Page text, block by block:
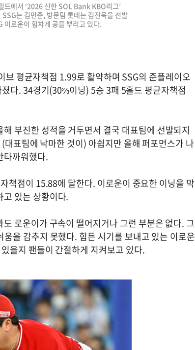
에서 ‘2026 신한 SOL Bank KBO리그’
는 김민준, 방문팀 롯데는 김진욱을 선발
이로운이 힘차게 공을 뿌리고 있다.
평균자책점 1.99로 활약하며 SSG의 준플레이오
다. 34경기(30⅔이닝) 5승 3패 5홀드 평균자책점
부진한 성적을 거두면서 결국 대표팀에 선발되지
표팀에 낙마한 것이) 아쉽지만 올해 퍼포먼스가 나
타까워했다.
책점이 15.88에 달한다. 이로운이 중요한 이닝을 막
고 있는 상황이다.
로운이가 구속이 떨어지거나 그런 부분은 없다. 그
을 감추지 못했다. 힘든 시기를 보내고 있는 이로운
을지 팬들이 간절하게 지켜보고 있다.